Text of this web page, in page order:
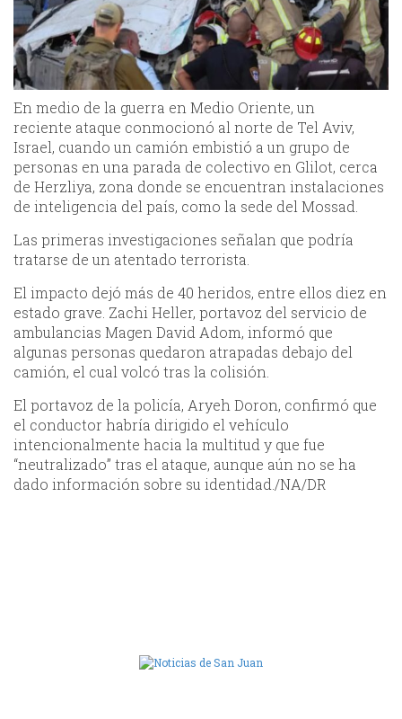
En medio de la guerra en Medio Oriente, un
reciente ataque conmocionó al norte de Tel Aviv,
Israel, cuando un camión embistió a un grupo de
personas en una parada de colectivo en Glilot, cerca
de Herzliya, zona donde se encuentran instalaciones
de inteligencia del país, como la sede del Mossad.
Las primeras investigaciones señalan que podría
tratarse de un atentado terrorista.
El impacto dejó más de 40 heridos, entre ellos diez en
estado grave. Zachi Heller, portavoz del servicio de
ambulancias Magen David Adom, informó que
algunas personas quedaron atrapadas debajo del
camión, el cual volcó tras la colisión.
El portavoz de la policía, Aryeh Doron, confirmó que
el conductor habría dirigido el vehículo
intencionalmente hacia la multitud y que fue
“neutralizado” tras el ataque, aunque aún no se ha
dado información sobre su identidad./NA/DR